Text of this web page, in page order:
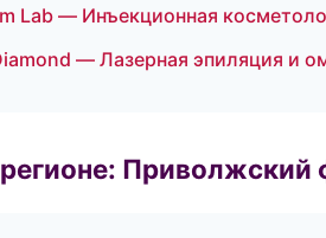
Lab — Инъекционная
— Лазерная эпиляция и
Приволжский